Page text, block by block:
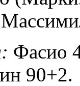
Фасио
90+2.